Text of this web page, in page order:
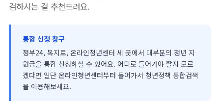
검하시는 걸 추천드려요.
통합 신청 창구
정부24, 복지로, 온라인청년센터 세 곳에서 대부분의 청년 지
원금을 통합 신청하실 수 있어요. 어디로 들어가야 할지 모르
겠다면 일단 온라인청년센터부터 들어가서 청년정책 통합검색
을 이용해보세요.